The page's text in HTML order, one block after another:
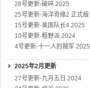
28号更新-破碎 2025
25号更新-海洋奇缘2 正式版
15号更新-美国队长4 2025
10号更新-粗野派 2024
4号更新-十一人的贼军 2025
2025年2月更新
27号更新-九月五日 2024